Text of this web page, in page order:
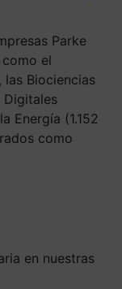
Parke
el
las Biociencias
Digitales
Energía (1.152
como
en nuestras